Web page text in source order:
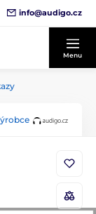
info@audigo.cz
Menu